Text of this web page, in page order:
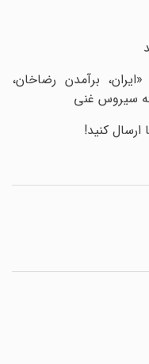
برآمدن رضاخان،
سیروس غنی
کنید!